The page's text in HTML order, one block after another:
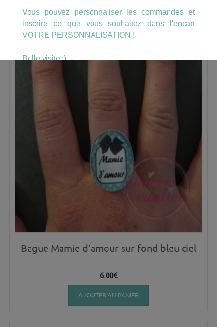
AJOUTER AU PANIER
Bague Mamie d’amour sur fond bleu ciel
6.00€
AJOUTER AU PANIER
Vous pouvez personnaliser les commandes et
inscrire ce que vous souhaitez dans l'encart
VOTRE PERSONNALISATION !
Belle visite :)